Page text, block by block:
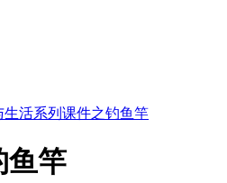
生活系列课件之钓鱼竿
鱼竿